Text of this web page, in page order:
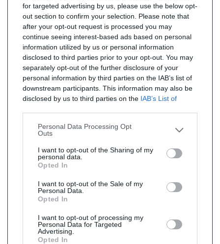
for targeted advertising by us, please use the below opt-
out section to confirm your selection. Please note that
after your opt-out request is processed you may
continue seeing interest-based ads based on personal
information utilized by us or personal information
disclosed to third parties prior to your opt-out. You may
separately opt-out of the further disclosure of your
personal information by third parties on the IAB’s list of
downstream participants. This information may also be
disclosed by us to third parties on the IAB’s List of
Personal Data Processing Opt
Outs
I want to opt-out of the Sharing of my
personal data.
Opted In
I want to opt-out of the Sale of my
Personal Data.
Opted In
I want to opt-out of processing my
Personal Data for Targeted
Advertising.
Opted In